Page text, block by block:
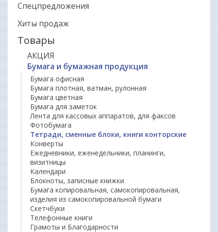
Спецпредложения
Хиты продаж
Товары
АКЦИЯ
Бумага и бумажная продукция
Бумага офисная
Бумага плотная, ватман, рулонная
Бумага цветная
Бумага для заметок
Лента для кассовых аппаратов, для факсов
Фотобумага
Тетради, сменные блоки, книги конторские
Конверты
Ежедневники, еженедельники, планинги,
визитницы
Календари
Блокноты, записные книжки
Бумага копировальная, самокопировальная,
изделия из самокопировальной бумаги
Скетчбуки
Телефонные книги
Грамоты и Благодарности